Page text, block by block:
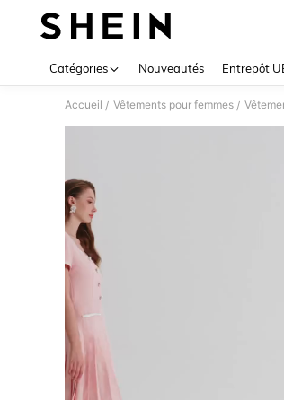
Catégories Nouveautés Entrepôt
Accueil / Vêtements pour femmes /